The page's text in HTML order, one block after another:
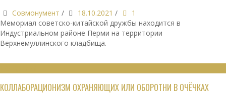
Совмонумент / 18.10.2021 /
1
Мемориал советско-китайской дружбы находится в
Индустриальном районе Перми на территории
Верхнемуллинского кладбища.
КОЛЛАБОРАЦИОНИЗМ ОХРАНЯЮЩИХ ИЛИ ОБОРОТНИ В ОЧЁЧКАХ